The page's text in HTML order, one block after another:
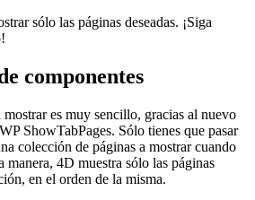
sólo las páginas deseadas. ¡Siga
componentes
mostrar es muy sencillo, gracias al nuevo
WP ShowTabPages. Sólo tienes que pasar
colección de páginas a mostrar cuando
manera, 4D muestra sólo las páginas
en el orden de la misma.